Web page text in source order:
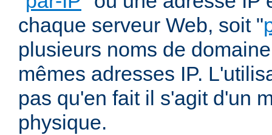
chaque serveur Web, soit "
plusieurs noms de
mêmes adresses IP.
pas qu'en fait il s'agit d'un
physique.